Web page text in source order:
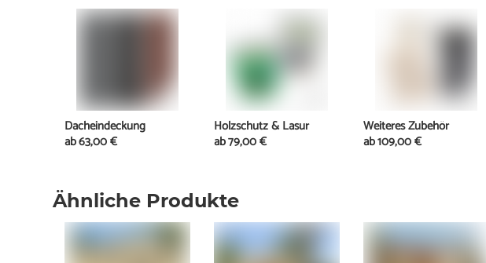
Ähnliche Produkte
Dacheindeckung
ab63,00 €
Holzschutz & Lasur
ab79,00 €
Weiteres Zubehör
ab109,00 €